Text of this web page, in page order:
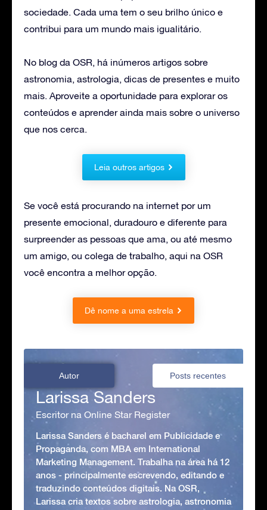
sociedade. Cada uma tem o seu brilho único e
contribui para um mundo mais igualitário.
No blog da OSR, há inúmeros artigos sobre
astronomia, astrologia, dicas de presentes e muito
mais. Aproveite a oportunidade para explorar os
conteúdos e aprender ainda mais sobre o universo
que nos cerca.
Leia outros artigos
Se você está procurando na internet por um
presente emocional, duradouro e diferente para
surpreender as pessoas que ama, ou até mesmo
um amigo, ou colega de trabalho, aqui na OSR
você encontra a melhor opção.
Dê nome a uma estrela
Autor Posts recentes
Larissa Sanders
Escritor na Online Star Register
Larissa Sanders é bacharel em Publicidade e
Propaganda, com MBA em International
Marketing Management. Trabalha na área há 12
anos - principalmente escrevendo, editando e
traduzindo conteúdos digitais. Na OSR,
Larissa cria textos sobre astrologia, astronomia